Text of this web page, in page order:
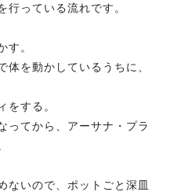
行っている流れです。
す。
体を動かしているうちに、
をする。
ってから、アーサナ・プラ
ないので、ポットごと深皿